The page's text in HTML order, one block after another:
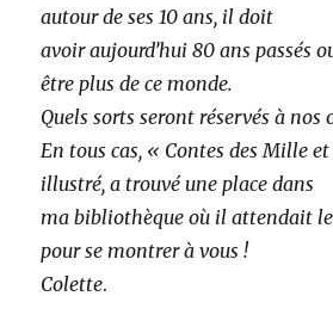
autour de ses 10 ans, il doit
avoir aujourd’hui 80 ans passés
être plus de ce monde.
Quels sorts seront réservés à nos
En tous cas, « Contes des Mille
illustré, a trouvé une place dans
ma bibliothèque où il attendait
pour se montrer à vous !
Colette.